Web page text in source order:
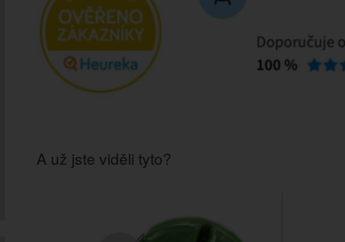
A už jste viděli tyto?